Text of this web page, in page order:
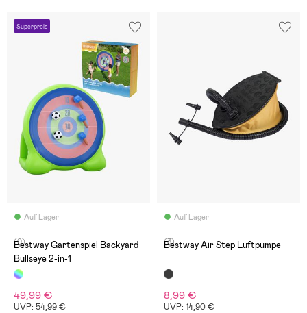
Superpreis
Auf Lager
(0)
Bestway Gartenspiel Backyard
Bullseye 2-in-1
49,99 €
UVP: 54,99 €
Auf Lager
(3)
Bestway Air Step Luftpumpe
8,99 €
UVP: 14,90 €